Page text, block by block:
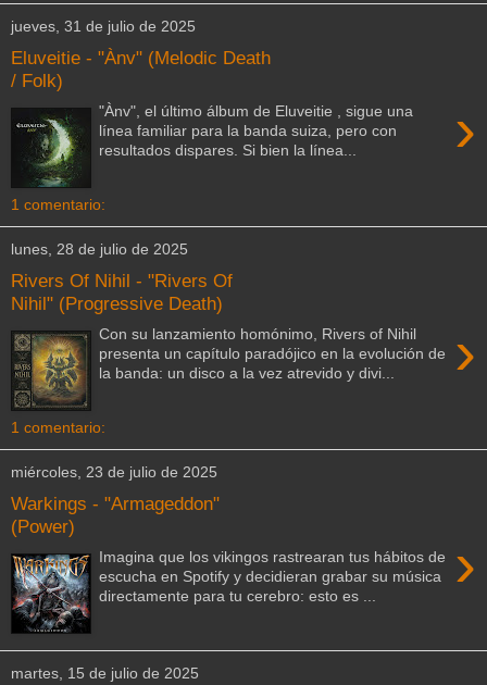
jueves, 31 de julio de 2025
Eluveitie - "Ànv" (Melodic Death
/ Folk)
›
"Ànv", el último álbum de Eluveitie , sigue una
línea familiar para la banda suiza, pero con
resultados dispares. Si bien la línea...
1 comentario:
lunes, 28 de julio de 2025
Rivers Of Nihil - "Rivers Of
Nihil" (Progressive Death)
›
Con su lanzamiento homónimo, Rivers of Nihil
presenta un capítulo paradójico en la evolución de
la banda: un disco a la vez atrevido y divi...
1 comentario:
miércoles, 23 de julio de 2025
Warkings - "Armageddon"
(Power)
›
Imagina que los vikingos rastrearan tus hábitos de
escucha en Spotify y decidieran grabar su música
directamente para tu cerebro: esto es ...
martes, 15 de julio de 2025